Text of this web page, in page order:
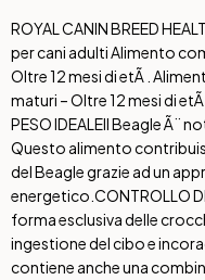
ROYAL CANIN BREED
per cani adulti Alimento
Oltre 12 mesi di etÃ .
maturi – Oltre 12 mesi di etÃ .
PESO IDEALEIl Beagle Ã¨
Questo alimento
del Beagle grazie ad un
energetico. CONTROLLO
forma esclusiva delle
ingestione del cibo e
contiene anche una